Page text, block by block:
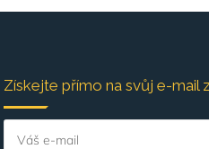
Získejte přímo na svůj e-mail
Váš e-mail